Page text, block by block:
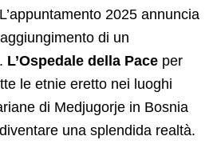
2025 annuncia
di un
L’Ospedale della Pace per
le etnie eretto nei luoghi
di Medjugorje in Bosnia
una splendida realtà.